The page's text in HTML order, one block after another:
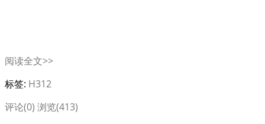
阅读全文>>
标签: H312
评论(0) 浏览(413)